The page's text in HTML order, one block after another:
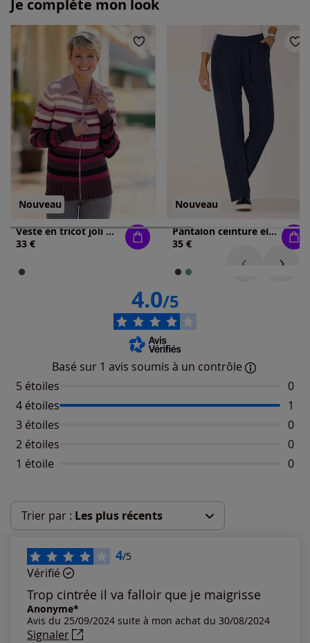
Je complète mon look
Nouveau
Veste en tricot joli motif à rayures
33 €
Nouveau
Pantalon ceinture élastique confortable
35 €
4.0/5
Basé sur 1 avis soumis à un contrôle
5 étoiles
0
4 étoiles
1
3 étoiles
0
2 étoiles
0
1 étoile
0
Trier par : Les plus récents
Les plus récents
Les plus anciens
Notes les plus élevées
4/5
Vérifié
Trop cintrée il va falloir que je maigrisse
Anonyme*
Avis du 25/09/2024 suite à mon achat du 30/08/2024
Signaler